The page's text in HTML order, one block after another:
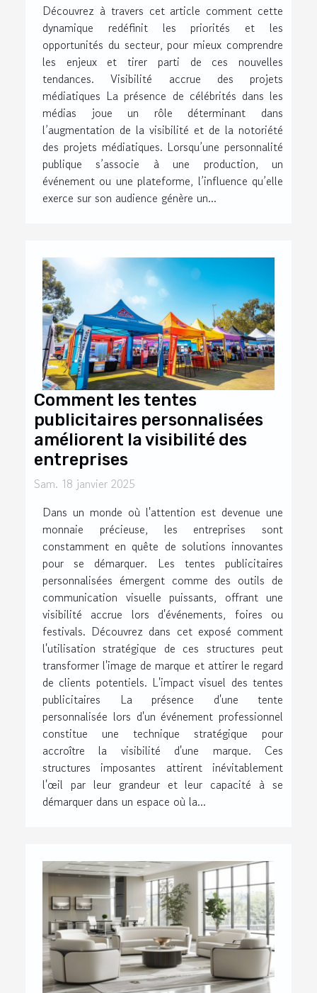
Découvrez à travers cet article comment cette
dynamique redéfinit les priorités et les
opportunités du secteur, pour mieux comprendre
les enjeux et tirer parti de ces nouvelles
tendances. Visibilité accrue des projets
médiatiques La présence de célébrités dans les
médias joue un rôle déterminant dans
l’augmentation de la visibilité et de la notoriété
des projets médiatiques. Lorsqu’une personnalité
publique s’associe à une production, un
événement ou une plateforme, l’influence qu’elle
exerce sur son audience génère un...
Comment les tentes
publicitaires personnalisées
améliorent la visibilité des
entreprises
Sam. 18 janvier 2025
Dans un monde où l'attention est devenue une
monnaie précieuse, les entreprises sont
constamment en quête de solutions innovantes
pour se démarquer. Les tentes publicitaires
personnalisées émergent comme des outils de
communication visuelle puissants, offrant une
visibilité accrue lors d'événements, foires ou
festivals. Découvrez dans cet exposé comment
l'utilisation stratégique de ces structures peut
transformer l'image de marque et attirer le regard
de clients potentiels. L'impact visuel des tentes
publicitaires La présence d'une tente
personnalisée lors d'un événement professionnel
constitue une technique stratégique pour
accroître la visibilité d'une marque. Ces
structures imposantes attirent inévitablement
l'œil par leur grandeur et leur capacité à se
démarquer dans un espace où la...